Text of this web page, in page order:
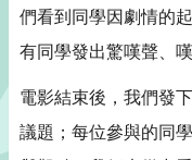
們看到同學因劇情的
有同學發出驚嘆聲、
電影結束後，我們發
議題；每位參與的同